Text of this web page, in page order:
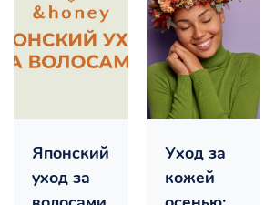
Японский
уход за
Уход за
кожей